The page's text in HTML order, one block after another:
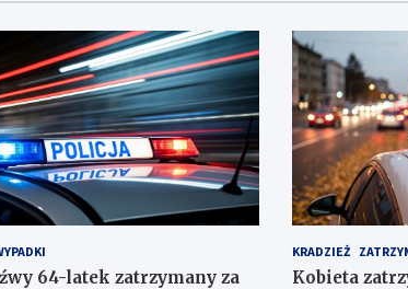
64-latek zatrzymany za
KRADZIEŻ
Kobieta